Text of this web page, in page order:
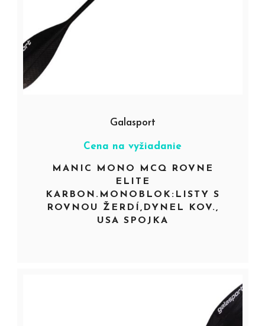
Galasport
Cena na vyžiadanie
MANIC MONO MCQ ROVNE
ELITE
KARBON.MONOBLOK:LISTY S
ROVNOU ŽERDÍ,DYNEL KOV.,
USA SPOJKA